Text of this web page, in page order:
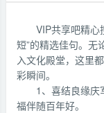
VIP共享吧精心
短”的精选佳句。无
入文化殿堂，这里
彩瞬间。
1、喜结良缘庆
福伴随百年好。